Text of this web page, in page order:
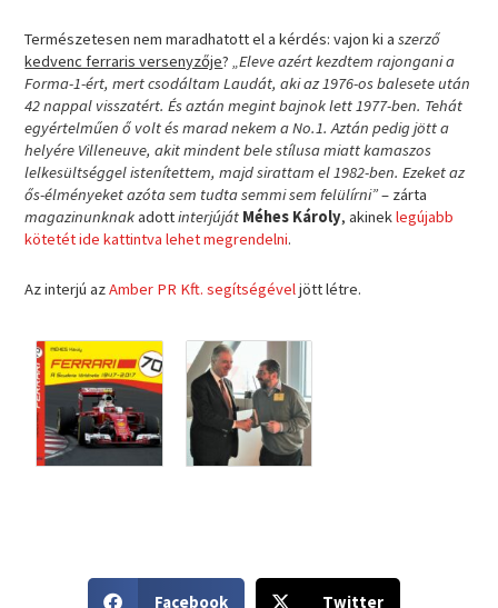
Természetesen nem maradhatott el a kérdés: vajon ki aszerző
kedvenc ferraris versenyzője?„Eleve azért kezdtem rajongani a
Forma-1-ért, mert csodáltam Laudát, aki az 1976-os balesete után
42 nappal visszatért. És aztán megint bajnok lett 1977-ben. Tehát
egyértelműen ő volt és marad nekem a No.1. Aztán pedig jött a
helyére Villeneuve, akit mindent bele stílusa miatt kamaszos
lelkesültséggel istenítettem, majd sirattam el 1982-ben. Ezeket az
ős-élményeket azóta sem tudta semmi sem felülírni”– zárta
magazinunknakadottinterjúját Méhes Károly, akineklegújabb
kötetét ide kattintva lehet megrendelni.
Az interjú azAmber PR Kft. segítségéveljött létre.
Facebook Twitter